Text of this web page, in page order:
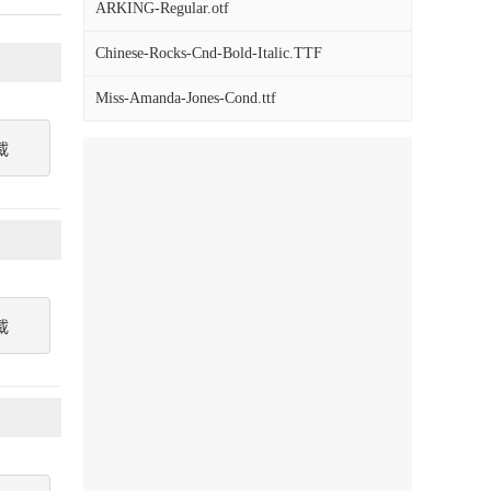
ARKING-Regular.otf
Chinese-Rocks-Cnd-Bold-Italic.TTF
Miss-Amanda-Jones-Cond.ttf